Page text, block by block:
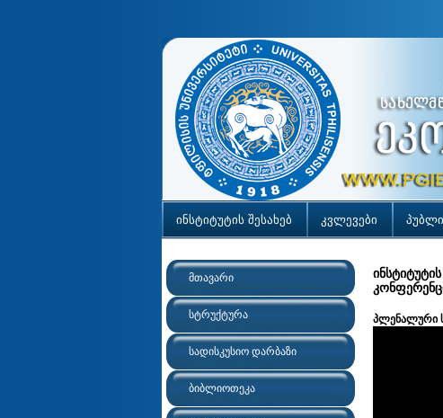
ინსტიტუტის შესახებ კვლევები
მთავარი
სტრუქტურა
სადისკუსიო დარბაზი
ბიბლიოთეკა
პლენალური